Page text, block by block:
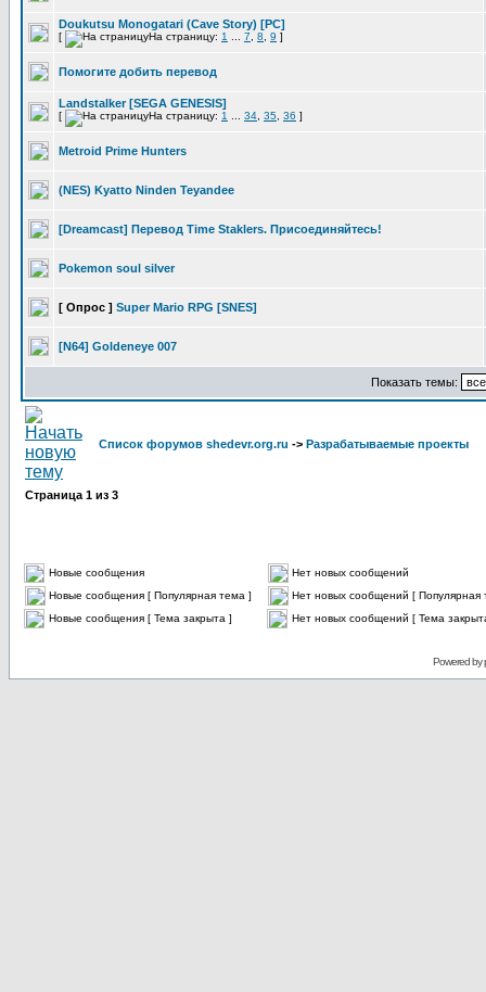
Doukutsu Monogatari (Cave Story) [PC]
[ На страницу: 1 7 8 9 ]
Помогите добить перевод
Landstalker [SEGA GENESIS]
[ На страницу: 1 34 35 36 ]
Metroid Prime Hunters
(NES) Kyatto Ninden Teyandee
[Dreamcast] Перевод Time Staklers. Присоединяйтесь!
Pokemon soul silver
[ Опрос ] Super Mario RPG [SNES]
[N64] Goldeneye 007
Показать темы:
Список форумов shedevr.org.ru -> Разрабатываемые проекты
Страница 1 из 3
Новые сообщения
Нет новых сообщений
Новые сообщения [ Популярная тема ]
Нет новых сообщений [ Популярная
Новые сообщения [ Тема закрыта ]
Нет новых сообщений [ Тема
Powered by